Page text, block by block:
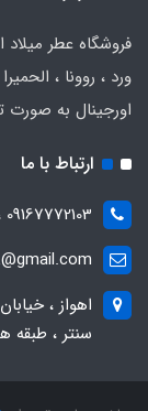
فروشگاه عطر
ورد ، روونا ،
اورجینال به
ارتباط با ما
09167772103 ، 09166181003
اهواز ،
سنتر ، طبقه